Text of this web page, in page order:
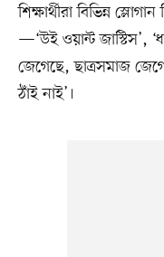
শিক্ষার্থীরা বিভিন্ন
—‘উই ওয়ান্ট জাস্টিস’,
জেগেছে, ছাত্রসমাজ
ঠাঁই নাই’।